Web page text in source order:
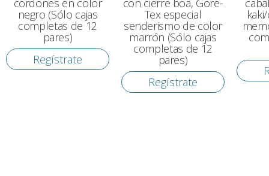
negro (Sólo cajas
completas de 12
pares)
Regístrate
Tex especial
senderismo de color
marrón (Sólo cajas
completas de 12
pares)
Regístrate